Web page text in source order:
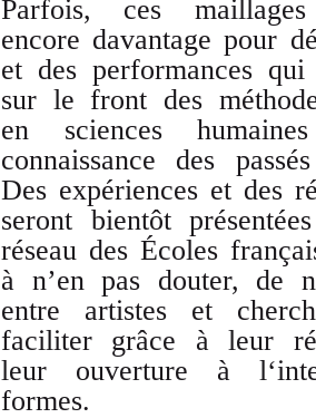
Parfois, ces maillages
encore davantage pour
et des performances
sur le front des
en sciences
connaissance des
Des expériences et des
seront bientôt
réseau des Écoles
à n’en pas douter, de
entre artistes et
faciliter grâce à leur
leur ouverture à
formes.